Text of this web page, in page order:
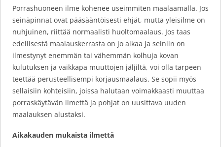
Porrashuoneen ilme kohenee useimmiten maalaamalla. Jos
seinäpinnat ovat pääsääntöisesti ehjät, mutta yleisilme on
nuhjuinen, riittää normaalisti huoltomaalaus. Jos taas
edellisestä maalauskerrasta on jo aikaa ja seiniin on
ilmestynyt enemmän tai vähemmän kolhuja kovan
kulutuksen ja vaikkapa muuttojen jäljiltä, voi olla tarpeen
teettää perusteellisempi korjausmaalaus. Se sopii myös
sellaisiin kohteisiin, joissa halutaan voimakkaasti muuttaa
porraskäytävän ilmettä ja pohjat on uusittava uuden
maalauksen alustaksi.
Aikakauden mukaista ilmettä